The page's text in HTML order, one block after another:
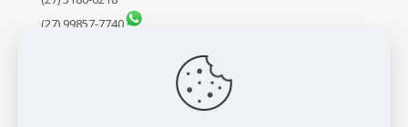
(27) 99857-7740